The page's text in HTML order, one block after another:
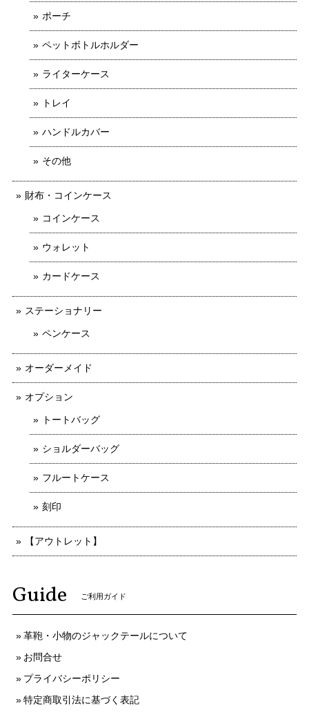
ポーチ
ペットボトルホルダー
ライターケース
トレイ
ハンドルカバー
その他
財布・コインケース
コインケース
ウォレット
カードケース
ステーショナリー
ペンケース
オーダーメイド
オプション
トートバッグ
ショルダーバッグ
フルートケース
刻印
【アウトレット】
Guide ご利用ガイド
革鞄・小物のジャックテールについて
お問合せ
プライバシーポリシー
特定商取引法に基づく表記